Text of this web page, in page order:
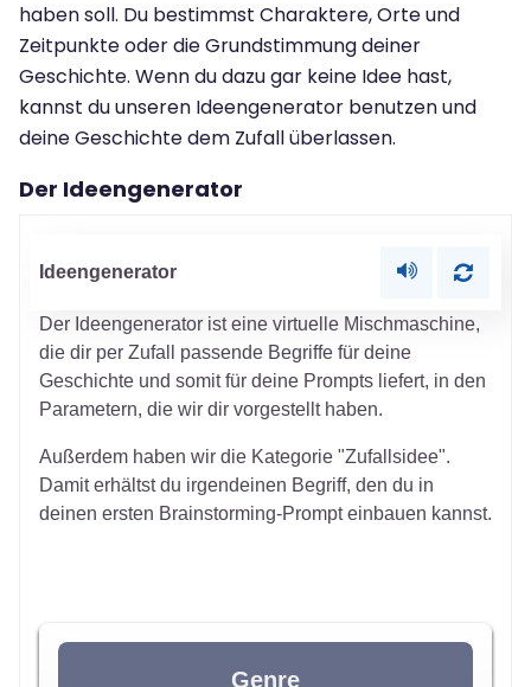
haben soll. Du bestimmst Charaktere, Orte und
Zeitpunkte oder die Grundstimmung deiner
Geschichte. Wenn du dazu gar keine Idee hast,
kannst du unseren Ideengenerator benutzen und
deine Geschichte dem Zufall überlassen.
Der Ideengenerator